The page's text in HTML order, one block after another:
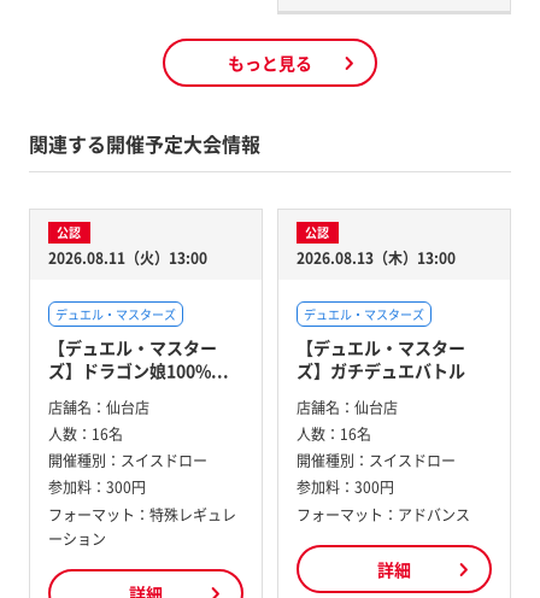
もっと見る
関連する開催予定大会情報
公認
2026.08.11（火）13:00
デュエル・マスターズ
【デュエル・マスター
ズ】ドラゴン娘100%...
店舗名： 仙台店
人数： 16名
開催種別： スイスドロー
参加料： 300円
フォーマット：特殊レギュレ
ーション
詳細
公認
2026.08.13（木）13:00
デュエル・マスターズ
【デュエル・マスター
ズ】ガチデュエバトル
店舗名： 仙台店
人数： 16名
開催種別： スイスドロー
参加料： 300円
フォーマット：アドバンス
詳細